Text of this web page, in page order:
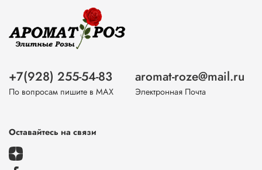
+7(928) 255-54-83
По вопросам пишите в МАХ
aromat-roze@mail.ru
Электронная Почта
Оставайтесь на связи